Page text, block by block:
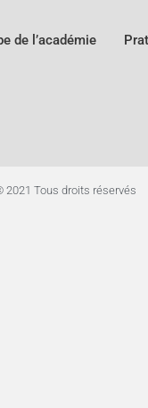
de l’académie
2021 Tous droits réservés